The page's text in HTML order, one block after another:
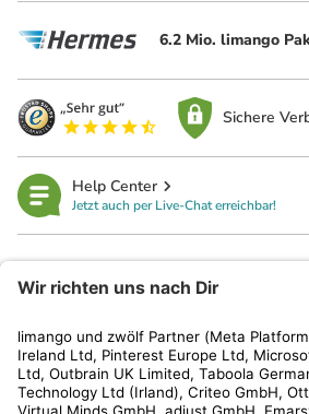
6.2 Mio. limango
Sichere
Help Center
Jetzt auch per Live-Chat erreichbar!
Kundenservice